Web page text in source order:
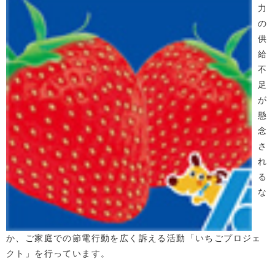
力
の
供
給
不
足
が
懸
念
さ
れ
る
な
か、ご家庭での節電行動を広く訴える活動「いちごプロジェ
クト」を行っています。